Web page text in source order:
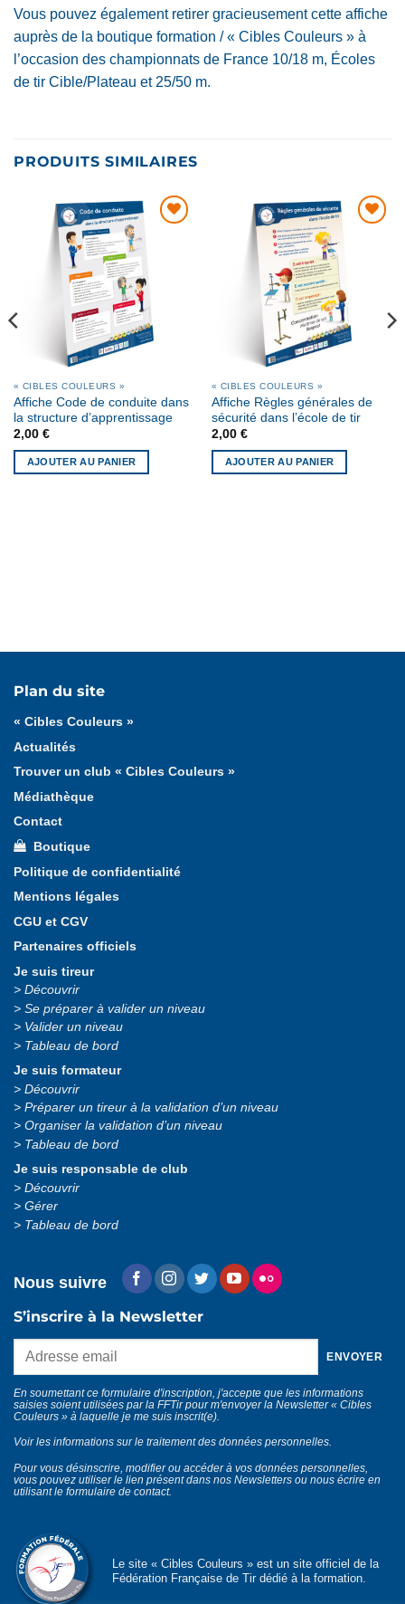
Vous pouvez également retirer gracieusement cette affiche
auprès de la boutique formation / « Cibles Couleurs » à
l’occasion des championnats de France 10/18 m, Écoles
de tir Cible/Plateau et 25/50 m.
PRODUITS SIMILAIRES
AJOUTER
À MA
LISTE DE
SOUHAITS
« CIBLES COULEURS »
Affiche Code de conduite dans
la structure d’apprentissage
2,00 €
AJOUTER AU PANIER
AJOUTER
À MA
LISTE DE
SOUHAITS
« CIBLES COULEURS »
Affiche Règles générales de
sécurité dans l’école de tir
2,00 €
AJOUTER AU PANIER
Plan du site
« Cibles Couleurs »
Actualités
Trouver un club « Cibles Couleurs »
Médiathèque
Contact
Boutique
Politique de confidentialité
Mentions légales
CGU et CGV
Partenaires officiels
Je suis tireur
Découvrir
Se préparer à valider un niveau
Valider un niveau
Tableau de bord
Je suis formateur
Découvrir
Préparer un tireur à la validation d’un niveau
Organiser la validation d’un niveau
Tableau de bord
Je suis responsable de club
Découvrir
Gérer
Tableau de bord
Nous suivre
S’inscrire à la Newsletter
En soumettant ce formulaire d'inscription, j'accepte que les informations
saisies soient utilisées par la FFTir pour m'envoyer la Newsletter « Cibles
Couleurs » à laquelle je me suis inscrit(e).
Voir les informations sur le traitement des données personnelles.
Pour vous désinscrire, modifier ou accéder à vos données personnelles,
vous pouvez utiliser le lien présent dans nos Newsletters ou nous écrire en
utilisant le formulaire de contact.
Le site « Cibles Couleurs » est un site officiel de la
Fédération Française de Tir dédié à la formation.